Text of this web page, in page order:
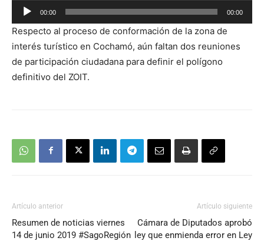
Reproductor
de
audio
00:00 00:00
Respecto al proceso de conformación de la zona de
interés turístico en Cochamó, aún faltan dos reuniones
de participación ciudadana para definir el polígono
definitivo del ZOIT.
Artículo anterior
Resumen de noticias viernes
14 de junio 2019 #SagoRegión
Artículo siguiente
Cámara de Diputados aprobó
ley que enmienda error en Ley